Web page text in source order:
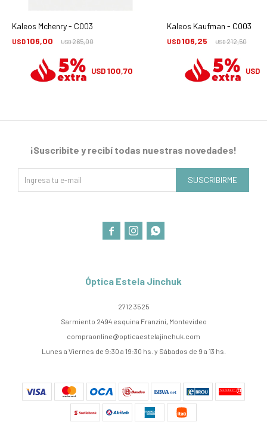
Kaleos Mchenry - C003
USD106,00 USD265,00
USD 100,70
Kaleos Kaufman - C003
USD106,25 USD212,50
USD
Óptica Estela Jinchuk
2712 3525
Sarmiento 2494 esquina Franzini, Montevideo
compraonline@opticaestelajinchuk.com
Lunes a Viernes de 9:30 a 19:30 hs. y Sábados de 9 a 13 hs.
¡Suscribite y recibí todas nuestras novedades!
SUSCRIBIRME
  